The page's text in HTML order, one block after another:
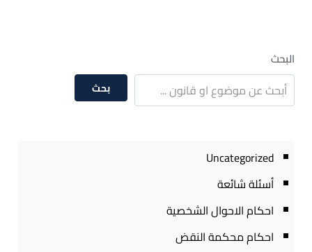
البحث
بحث
Uncategorized
أسئلة شائعة
احكام الاحوال الشخصية
احكام محكمة النقض